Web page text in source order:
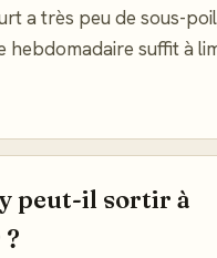
a très peu de sous-
hebdomadaire suffit à
peut-il sortir à